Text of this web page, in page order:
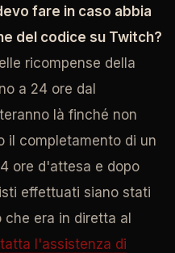
fare in caso abbia
del codice su Twitch?
ricompense della
a 24 ore dal
là finché non
il completamento di un
ore d'attesa e dopo
effettuati siano stati
era in diretta al
l'assistenza di